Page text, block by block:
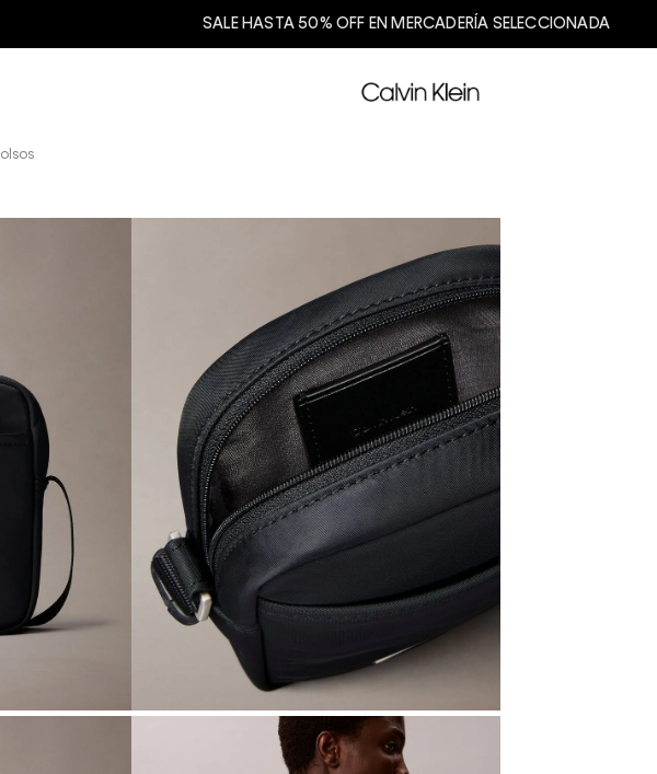
SALE HASTA 50% OFF EN MERCADERÍA SELECCIONADA